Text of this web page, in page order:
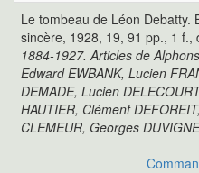
Le tombeau de Léon Debatty.
sincère, 1928, 19, 91 pp., 1 f.,
1884-1927. Articles de
Edward EWBANK, Lucien
DEMADE, Lucien
HAUTIER, Clément
CLEMEUR, Georges